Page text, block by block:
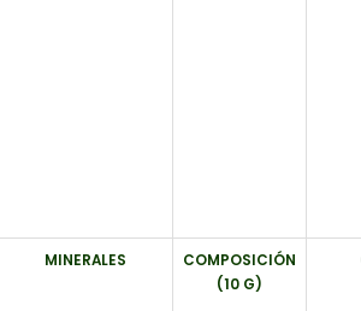
MINERALES
COMPOSICIÓN
(10 G)